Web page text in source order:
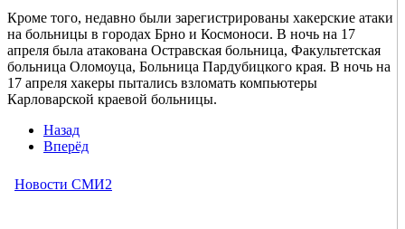
Кроме того, недавно были зарегистрированы хакерские атаки
на больницы в городах Брно и Космоноси. В ночь на 17
апреля была атакована Остравская больница, Факультетская
больница Оломоуца, Больница Пардубицкого края. В ночь на
17 апреля хакеры пытались взломать компьютеры
Карловарской краевой больницы.
Назад
Вперёд